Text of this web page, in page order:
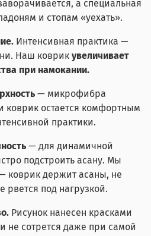
а специальная
и стопам «уехать».
Интенсивная практика —
Наш коврик увеличивает
при намокании.
— микрофибра
коврик остается комфортным
практики.
— для динамичной
подстроить асану. Мы
коврик держит асаны, не
рвется под нагрузкой.
Рисунок нанесен красками
не сотрется даже при самой